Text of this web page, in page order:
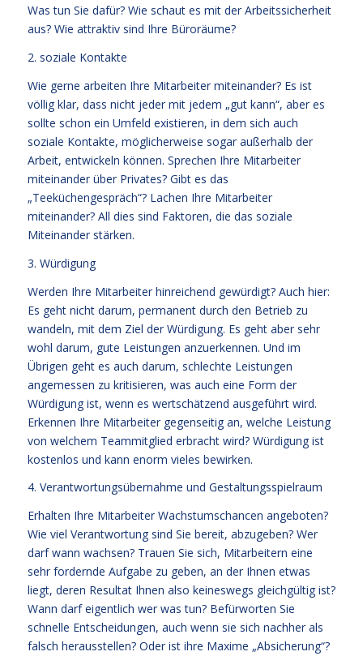
Was tun Sie dafür? Wie schaut es mit der Arbeitssicherheit
aus? Wie attraktiv sind Ihre Büroräume?
2. soziale Kontakte
Wie gerne arbeiten Ihre Mitarbeiter miteinander? Es ist
völlig klar, dass nicht jeder mit jedem „gut kann“, aber es
sollte schon ein Umfeld existieren, in dem sich auch
soziale Kontakte, möglicherweise sogar außerhalb der
Arbeit, entwickeln können. Sprechen Ihre Mitarbeiter
miteinander über Privates? Gibt es das
„Teeküchengespräch“? Lachen Ihre Mitarbeiter
miteinander? All dies sind Faktoren, die das soziale
Miteinander stärken.
3. Würdigung
Werden Ihre Mitarbeiter hinreichend gewürdigt? Auch hier:
Es geht nicht darum, permanent durch den Betrieb zu
wandeln, mit dem Ziel der Würdigung. Es geht aber sehr
wohl darum, gute Leistungen anzuerkennen. Und im
Übrigen geht es auch darum, schlechte Leistungen
angemessen zu kritisieren, was auch eine Form der
Würdigung ist, wenn es wertschätzend ausgeführt wird.
Erkennen Ihre Mitarbeiter gegenseitig an, welche Leistung
von welchem Teammitglied erbracht wird? Würdigung ist
kostenlos und kann enorm vieles bewirken.
4. Verantwortungsübernahme und Gestaltungsspielraum
Erhalten Ihre Mitarbeiter Wachstumschancen angeboten?
Wie viel Verantwortung sind Sie bereit, abzugeben? Wer
darf wann wachsen? Trauen Sie sich, Mitarbeitern eine
sehr fordernde Aufgabe zu geben, an der Ihnen etwas
liegt, deren Resultat Ihnen also keineswegs gleichgültig ist?
Wann darf eigentlich wer was tun? Befürworten Sie
schnelle Entscheidungen, auch wenn sie sich nachher als
falsch herausstellen? Oder ist ihre Maxime „Absicherung“?